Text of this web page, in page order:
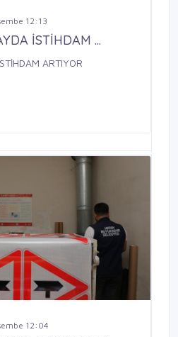
12:13
İSTİHDAM ...
ARTIYOR
12:04